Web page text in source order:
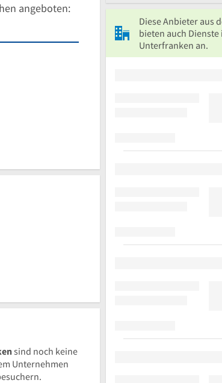
angeboten:
sind noch keine
Unternehmen
Diese Anbieter aus
bieten auch
Unterfranken an.